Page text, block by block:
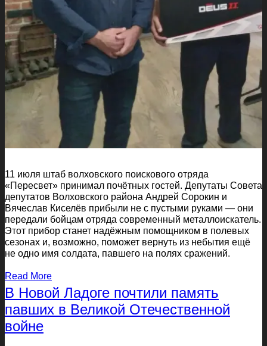
11 июля штаб волховского поискового отряда
«Пересвет» принимал почётных гостей. Депутаты Совета
депутатов Волховского района Андрей Сорокин и
Вячеслав Киселёв прибыли не с пустыми руками — они
передали бойцам отряда современный металлоискатель.
Этот прибор станет надёжным помощником в полевых
сезонах и, возможно, поможет вернуть из небытия ещё
не одно имя солдата, павшего на полях сражений.
Read More
В Новой Ладоге почтили память
павших в Великой Отечественной
войне